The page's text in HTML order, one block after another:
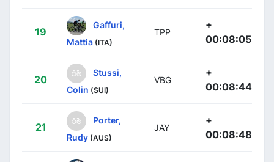
19
Gaffuri,
Mattia (ITA)
TPP
+
00:08:05
20
Stussi,
Colin (SUI)
VBG
+
00:08:44
21
Porter,
Rudy (AUS)
JAY
+
00:08:48